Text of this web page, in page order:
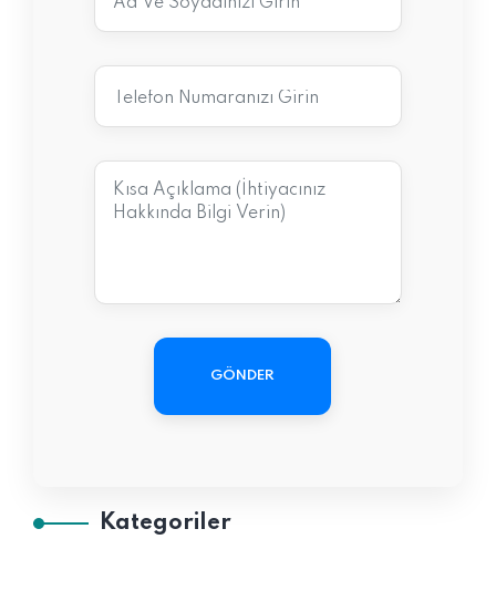
GÖNDER
Kategoriler